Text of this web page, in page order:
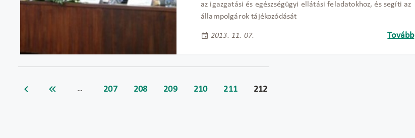
az igazgatási és egészségügyi ellátási feladatokhoz, és segíti az
állampolgárok tájékozódását
2013. 11. 07. Tovább
… 207 208 209 210 211 212